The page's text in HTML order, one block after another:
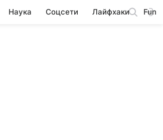
Наука Соцсети Лайфхаки Fun